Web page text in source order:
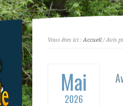
Vous êtes ici :Accueil/ Avis
Mai
2026